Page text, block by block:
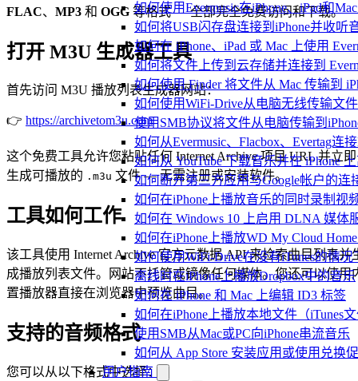
如何使用Evermusic在iPhone、iPad和
如何将USB闪存盘连接到iPhone并收听
如何在 iPhone、iPad 或 Mac 上使用
如何将文件上传到云存储并连接到
如何使用 Finder 将文件从 Mac 传输到
如何使用WiFi-Drive从电脑无线传输文件
使用SMB协议将文件从电脑传输到
如何从Evermusic、Flacbox、Evertag连
如何从 YouTube 下载音乐并在 iPhone
如何断开第三方应用与Google帐户的连
如何在iPhone上播放音乐的同时录制视
如何在 Windows 10 上启用 DLNA 媒体
如何在iPhone上播放WD My Cloud
如何使用WiFi-Drive在没有iTunes的情
离线时在iPhone上播放Dropbox中的音乐
如何在 iPhone 和 Mac 上编辑 ID3 标签
如何在iPhone上播放本地文件（iTunes
使用SMB从Mac或PC向iPhone串流音乐
如何从 App Store 安装应用或使用兑换
用户指南
FLAC、 MP3 和 OGG 等格式 — 全部完全免费访问和下载。
打开 M3U 生成器工具
首先访问 M3U 播放列表生成器网站：
👉 https://archivetom3u.com
这个免费工具允许您粘贴任何 Internet Archive 项目 URL 并立即
生成可播放的 .m3u 文件 — 无需注册或安装软件。
工具如何工作
该工具使用 Internet Archive 官方元数据 API 来检索曲目列表并
成播放列表文件。网站不托管或镜像任何媒体。您还可以使用
置播放器直接在浏览器中预览曲目。
支持的音频格式
您可以从以下格式中选择：